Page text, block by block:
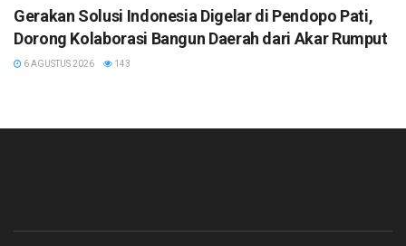
Gerakan Solusi Indonesia Digelar di Pendopo Pati,
Dorong Kolaborasi Bangun Daerah dari Akar Rumput
6 AGUSTUS 2026 143